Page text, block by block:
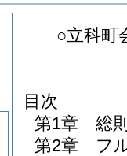
○立科町
目次
第1章
総
第2章
フ